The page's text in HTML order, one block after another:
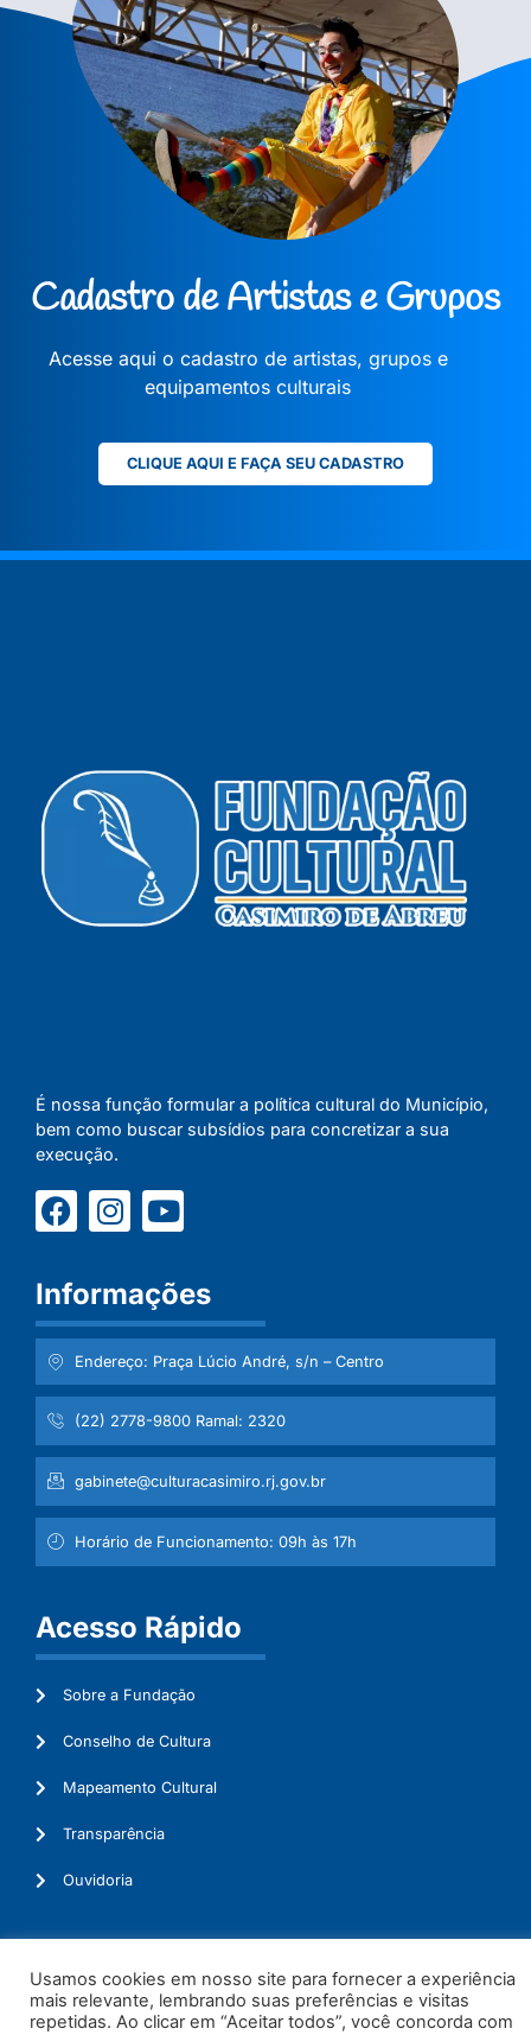
Cadastro de Artistas e Grupos
Acesse aqui o cadastro de artistas, grupos e
equipamentos culturais
CLIQUE AQUI E FAÇA SEU CADASTRO
É nossa função formular a política cultural do Município,
bem como buscar subsídios para concretizar a sua
execução.
Informações
Endereço: Praça Lúcio André, s/n – Centro
(22) 2778-9800 Ramal: 2320
gabinete@culturacasimiro.rj.gov.br
Horário de Funcionamento: 09h às 17h
Acesso Rápido
Sobre a Fundação
Conselho de Cultura
Mapeamento Cultural
Transparência
Ouvidoria
© 2026. Todos os Direitos Reservados.
Usamos cookies em nosso site para fornecer a experiência
mais relevante, lembrando suas preferências e visitas
repetidas. Ao clicar em “Aceitar todos”, você concorda com